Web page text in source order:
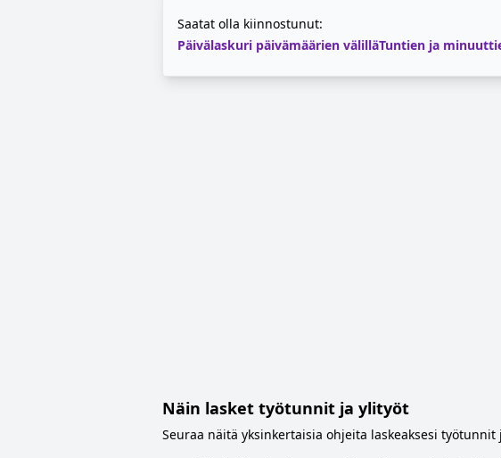
Saatat olla kiinnostunut:
Päivälaskuri päivämäärien välilläTuntien ja
Näin lasket työtunnit ja ylityöt
Seuraa näitä yksinkertaisia ohjeita laskeaksesi työtunnit